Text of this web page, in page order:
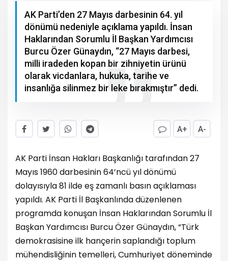
AK Parti’den 27 Mayıs darbesinin 64. yıl
dönümü nedeniyle açıklama yapıldı. İnsan
Haklarından Sorumlu İl Başkan Yardımcısı
Burcu Özer Günaydın, “27 Mayıs darbesi,
milli iradeden kopan bir zihniyetin ürünü
olarak vicdanlara, hukuka, tarihe ve
insanlığa silinmez bir leke bırakmıştır” dedi.
A+ A-
AK Parti İnsan Hakları Başkanlığı tarafından 27
Mayıs 1960 darbesinin 64’ncü yıl dönümü
dolayısıyla 81 ilde eş zamanlı basın açıklaması
yapıldı. AK Parti İl Başkanlında düzenlenen
programda konuşan İnsan Haklarından Sorumlu İl
Başkan Yardımcısı Burcu Özer Günaydın, “Türk
demokrasisine ilk hançerin saplandığı toplum
mühendisliğinin temelleri, Cumhuriyet döneminde